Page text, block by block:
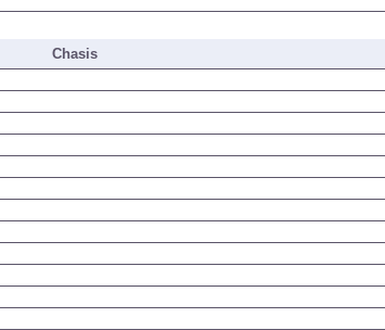
Chasis